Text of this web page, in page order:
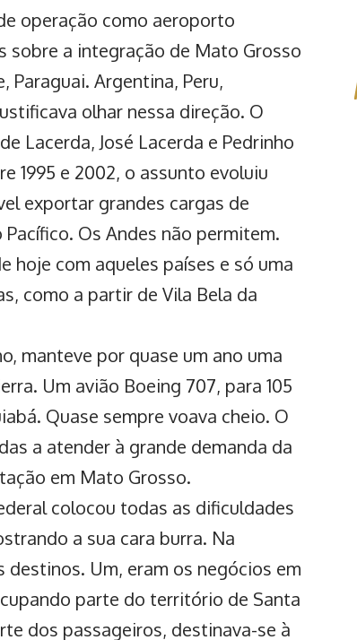
operação como aeroporto
sobre a integração de Mato Grosso
Paraguai. Argentina, Peru,
olhar nessa direção. O
Lacerda, José Lacerda e Pedrinho
1995 e 2002, o assunto evoluiu
exportar grandes cargas de
Os Andes não permitem.
hoje com aqueles países e só uma
como a partir de Vila Bela da
manteve por quase um ano uma
Um avião Boeing 707, para 105
Quase sempre voava cheio. O
a atender à grande demanda da
em Mato Grosso.
colocou todas as dificuldades
a sua cara burra. Na
Um, eram os negócios em
parte do território de Santa
dos passageiros, destinava-se à